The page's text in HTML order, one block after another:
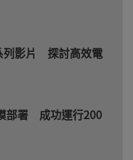
列影片 探討高效電
部署 成功運行200